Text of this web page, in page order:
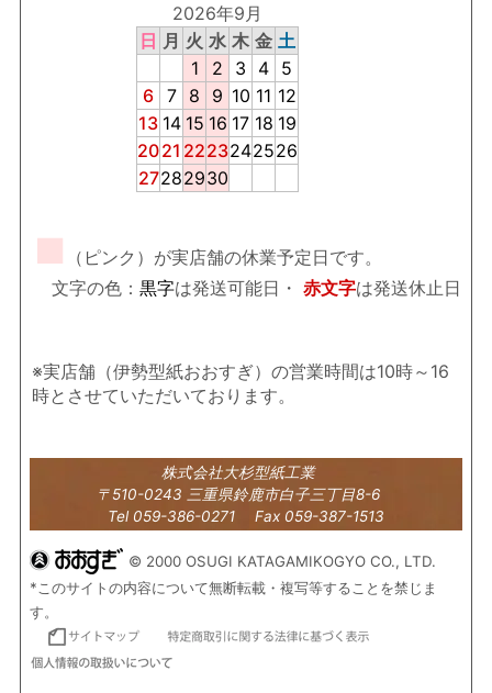
2026年9月
日 月 火 水 木 金 土
1
2 3 4 5
6 7 8 9 10 11 12
13 14 15 16 17 18 19
2021 2223242526
27282930
■
（ピンク）が実店舗の休業予定日です。
文字の色： 黒字は発送可能日・ 赤文字は発送休止日
※実店舗（伊勢型紙おおすぎ）の営業時間は10時～16
時とさせていただいております。
株式会社大杉型紙工業
〒510-0243 三重県鈴鹿市白子三丁目8-6
Tel 059-386-0271 Fax 059-387-1513
© 2000 OSUGI KATAGAMIKOGYO CO., LTD.
*このサイトの内容について無断転載・複写等することを禁じま
す。